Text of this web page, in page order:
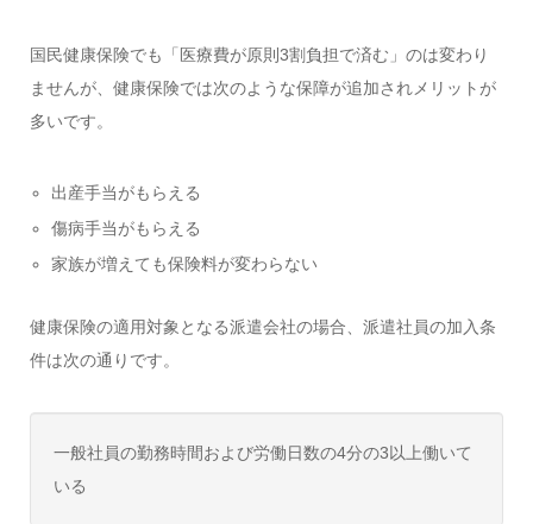
国民健康保険でも「医療費が原則3割負担で済む」のは変わり
ませんが、健康保険では次のような保障が追加されメリットが
多いです。
出産手当がもらえる
傷病手当がもらえる
家族が増えても保険料が変わらない
健康保険の適用対象となる派遣会社の場合、派遣社員の加入条
件は次の通りです。
一般社員の勤務時間および労働日数の4分の3以上働いて
いる